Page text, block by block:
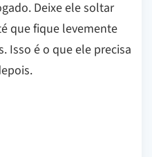
Deixe ele soltar
que fique levemente
Isso é o que ele precisa